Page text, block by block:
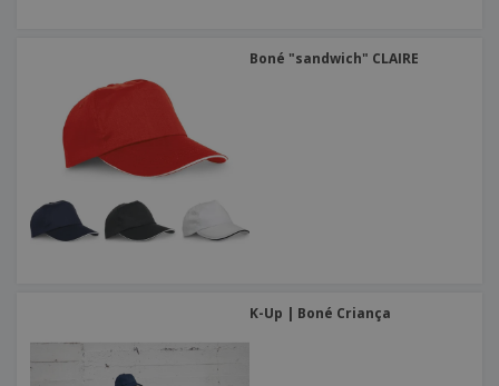
Boné "sandwich" CLAIRE
K-Up | Boné Criança